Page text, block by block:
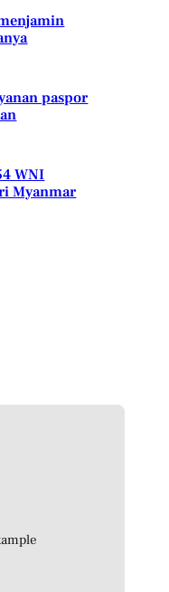
paspor
WNI
Myanmar